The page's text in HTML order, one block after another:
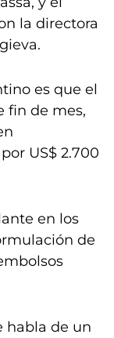
la directora
es que el
fin de mes,
US$ 2.700
en los
de
habla de un